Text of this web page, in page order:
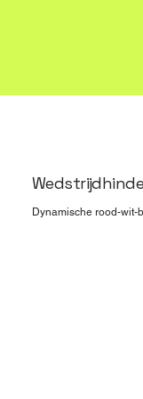
Dynamische rood-